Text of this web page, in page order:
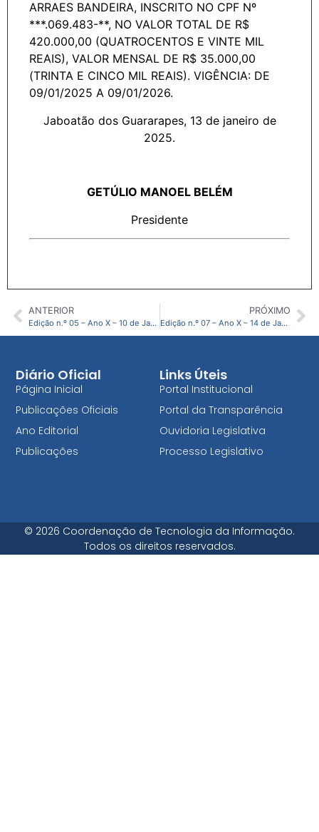
ARRAES BANDEIRA, INSCRITO NO CPF Nº
***.069.483-**, NO VALOR TOTAL DE R$
420.000,00 (QUATROCENTOS E VINTE MIL
REAIS), VALOR MENSAL DE R$ 35.000,00
(TRINTA E CINCO MIL REAIS). VIGÊNCIA: DE
09/01/2025 A 09/01/2026.
Jaboatão dos Guararapes, 13 de janeiro de
2025.
GETÚLIO MANOEL BELÉM
Presidente
ANTERIOR
Edição n.º 05 – Ano X – 10 de Janeiro de 2025
PRÓXIMO
Edição n.º 07 – Ano X – 14 de Janeiro de 2025
Links Úteis
Portal Institucional
Portal da Transparência
Ouvidoria Legislativa
Processo Legislativo
Diário Oficial
Página Inicial
Publicações Oficiais
Ano Editorial
Publicações
© 2026 Coordenação de Tecnologia da Informação.
Todos os direitos reservados.